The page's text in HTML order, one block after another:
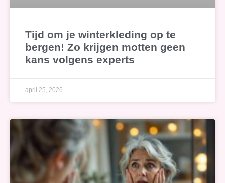
Tijd om je winterkleding op te
bergen! Zo krijgen motten geen
kans volgens experts
april 25, 2026